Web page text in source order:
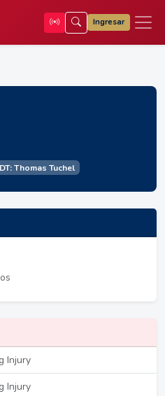
Ingresar
DT: Thomas Tuchel
Injury
Injury